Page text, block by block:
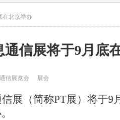
在北京举办
通信展将于9月底
信展览会 展会
展（简称PT展）将于9